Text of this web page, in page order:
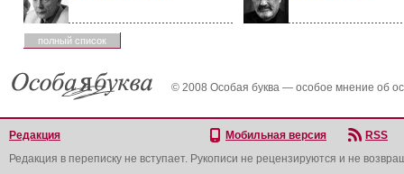
полный список
© 2008 Особая буква — особое мнение об
Редакция Мобильная версия
RSS
Редакция в переписку не вступает. Рукописи не рецензируются и не